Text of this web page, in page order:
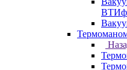
ВТИф